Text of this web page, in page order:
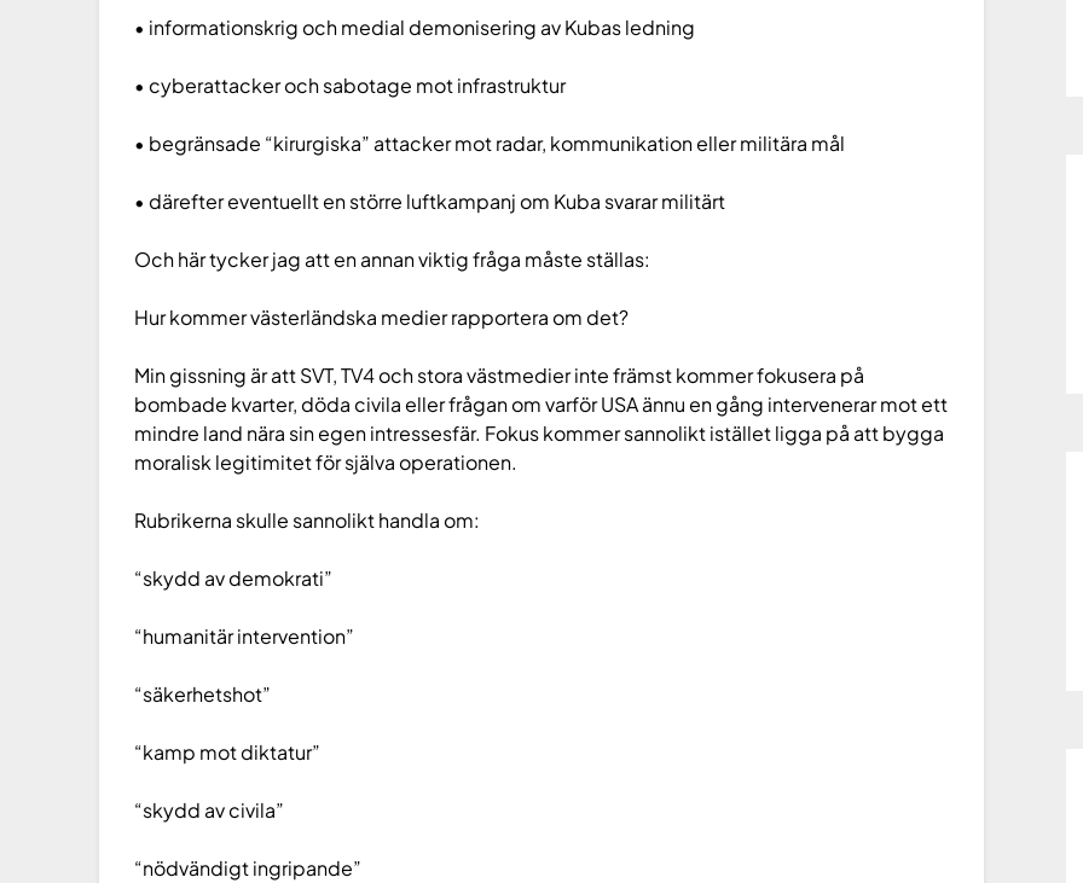
• informationskrig och medial demonisering av Kubas ledning
• cyberattacker och sabotage mot infrastruktur
• begränsade “kirurgiska” attacker mot radar, kommunikation eller militära mål
• därefter eventuellt en större luftkampanj om Kuba svarar militärt
Och här tycker jag att en annan viktig fråga måste ställas:
Hur kommer västerländska medier rapportera om det?
Min gissning är att SVT, TV4 och stora västmedier inte främst kommer fokusera på
bombade kvarter, döda civila eller frågan om varför USA ännu en gång intervenerar mot ett
mindre land nära sin egen intressesfär. Fokus kommer sannolikt istället ligga på att bygga
moralisk legitimitet för själva operationen.
Rubrikerna skulle sannolikt handla om:
“skydd av demokrati”
“humanitär intervention”
“säkerhetshot”
“kamp mot diktatur”
“skydd av civila”
“nödvändigt ingripande”